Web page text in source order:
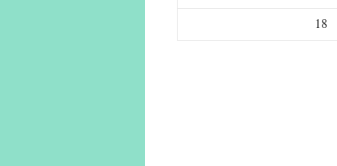
18